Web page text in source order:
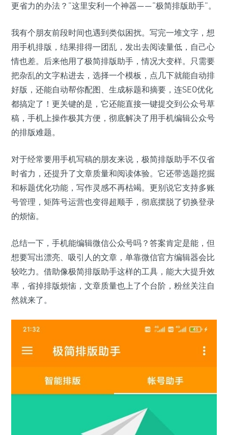
更省力的办法？”这里安利一个神器——“极简排版助手”。
我有个朋友前段时间也遇到类似困扰。写完一堆文字，想
用手机排版，结果排得一团乱，发出去阅读量低，自己心
情也差。后来他用了极简排版助手，情况大变样。只需要
把杂乱的文字粘进去，选择一个模板，点几下就能自动排
好版，还能自动帮你配图、生成标题和摘要，连SEO优化
都搞定了！更关键的是，它还能直接一键提交到公众号草
稿，手机上操作极其方便，彻底解决了用手机编辑公众号
的排版难题。
对于经常要用手机写稿的朋友来说，极简排版助手不仅省
时省力，还提升了文章质量和阅读体验。它还带选题挖掘
和标题优化功能，写作灵感不再枯竭。更别说它支持多账
号管理，矩阵号运营也变得超顺手，彻底摆脱了切换登录
的烦恼。
总结一下，手机能编辑微信公众号吗？答案肯定是能，但
想要写出漂亮、吸引人的文章，单靠微信官方编辑器会比
较吃力。借助像极简排版助手这样的工具，能大大提升效
率，省掉排版烦恼，文章质量也上了个台阶，粉丝关注自
然就来了。